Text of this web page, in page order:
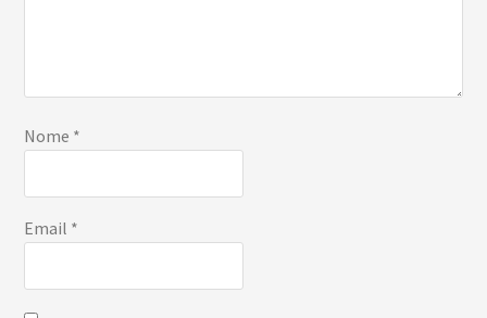
Nome *
Email *